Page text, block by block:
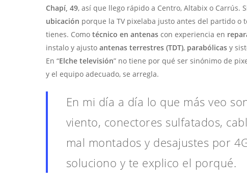
Chapí, 49, así que llego rápido a Centro, Altabix o Carrús.
ubicación porque la TV pixelaba justo antes del partido o
tienes. Comotécnico en antenas con experiencia en
instalo y ajustoantenas terrestres (TDT), parabólicas y
En “Elche televisión” no tiene por qué ser sinónimo de
y el equipo adecuado, se arregla.
En mi día a día lo que más veo
viento, conectores sulfatados,
mal montados y desajustes por
soluciono y te explico el porqué.